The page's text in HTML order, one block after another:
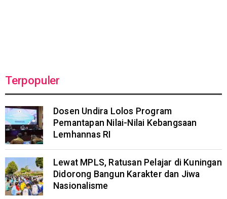
Terpopuler
Dosen Undira Lolos Program
Pemantapan Nilai-Nilai Kebangsaan
Lemhannas RI
Lewat MPLS, Ratusan Pelajar di Kuningan
Didorong Bangun Karakter dan Jiwa
Nasionalisme